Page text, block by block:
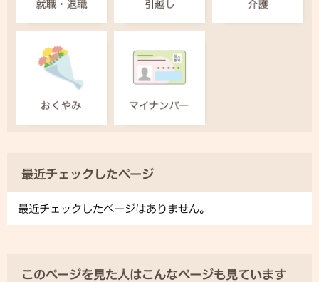
最近チェックしたページ
最近チェックしたページはありません。
このページを見た人はこんなページも見ています